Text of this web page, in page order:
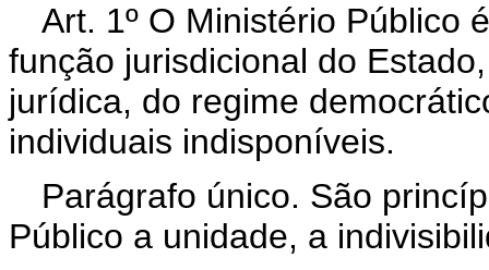
Art. 1º O Ministério Público
função jurisdicional do
jurídica, do regime
individuais indisponíveis.
Parágrafo único. São
Público a unidade, a